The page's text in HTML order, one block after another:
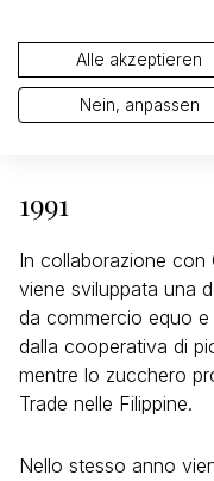
1991
In collaborazione con
viene sviluppata una
da commercio equo
dalla cooperativa di
mentre lo zucchero
Trade nelle Filippine.
Nello stesso anno
Alle akzeptieren
Nein, anpassen